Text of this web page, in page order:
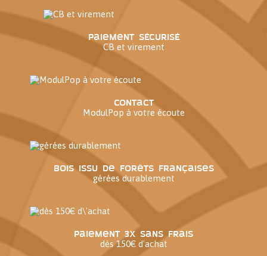
Paiement sécurisé
CB et virement
Contact
ModulPop à votre écoute
Bois issu de forêts françaises
gérées durablement
Paiement 3x sans frais
dès 150€ d'achat